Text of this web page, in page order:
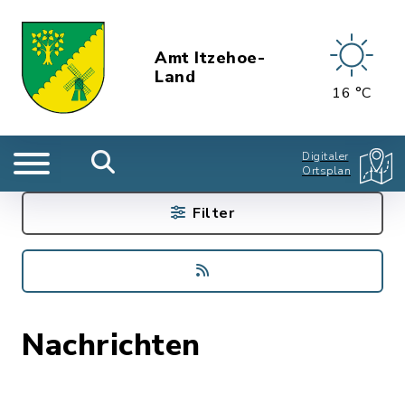
Amt Itzehoe-
Land
16 °C
Digitaler
Ortsplan
Nachrichten
Filter